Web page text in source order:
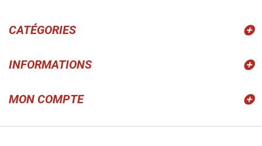
CATÉGORIES
INFORMATIONS
MON COMPTE